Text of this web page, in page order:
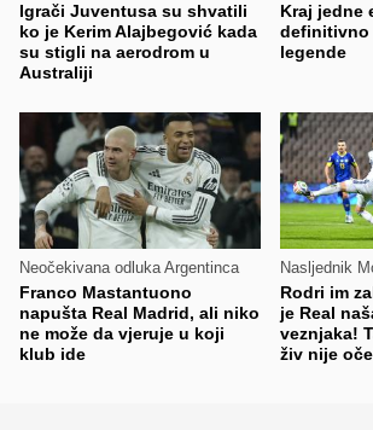
Igrači Juventusa su shvatili
ko je Kerim Alajbegović kada
su stigli na aerodrom u
Australiji
Kraj jedne
definitivno
legende
Neočekivana odluka Argentinca
Franco Mastantuono
napušta Real Madrid, ali niko
ne može da vjeruje u koji
klub ide
Nasljednik
Rodri im
je Real
veznjaka!
živ nije